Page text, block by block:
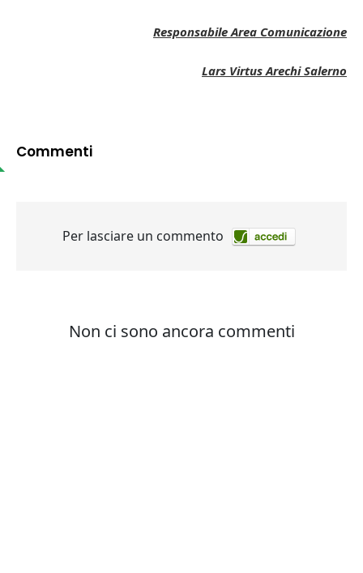
Responsabile Area Comunicazione
Lars Virtus Arechi Salerno
Commenti